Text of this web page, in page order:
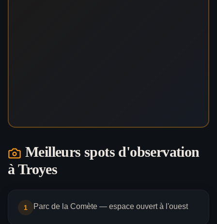
Meilleurs spots d'observation
à Troyes
1 Parc de la Comète — espace ouvert à l'ouest